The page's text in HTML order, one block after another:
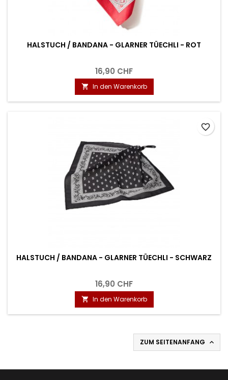
HALSTUCH / BANDANA - GLARNER TÜECHLI - ROT
16,90 CHF
 In den Warenkorb
HALSTUCH / BANDANA - GLARNER TÜECHLI - SCHWARZ
16,90 CHF
 In den Warenkorb
favorite_border
ZUM SEITENANFANG 